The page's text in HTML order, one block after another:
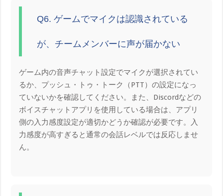
Q6. ゲームでマイクは認識されている
が、チームメンバーに声が届かない
ゲーム内の音声チャット設定でマイクが選択されてい
るか、プッシュ・トゥ・トーク（PTT）の設定になっ
ていないかを確認してください。また、Discordなどの
ボイスチャットアプリを使用している場合は、アプリ
側の入力感度設定が適切かどうか確認が必要です。入
力感度が高すぎると通常の会話レベルでは反応しませ
ん。